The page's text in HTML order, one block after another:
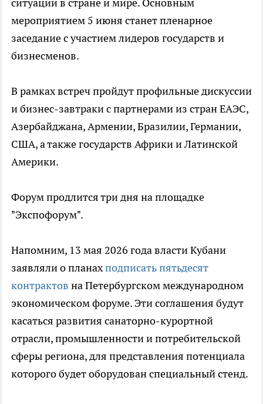
ситуации в стране и мире. Основным
мероприятием 5 июня станет пленарное
заседание с участием лидеров государств и
бизнесменов.
В рамках встреч пройдут профильные дискуссии
и бизнес-завтраки с партнерами из стран ЕАЭС,
Азербайджана, Армении, Бразилии, Германии,
США, а также государств Африки и Латинской
Америки.
Форум продлится три дня на площадке
"Экспофорум".
Напомним, 13 мая 2026 года власти Кубани
заявляли о планахподписать пятьдесят
контрактов на Петербургском международном
экономическом форуме. Эти соглашения будут
касаться развития санаторно-курортной
отрасли, промышленности и потребительской
сферы региона, для представления потенциала
которого будет оборудован специальный стенд.